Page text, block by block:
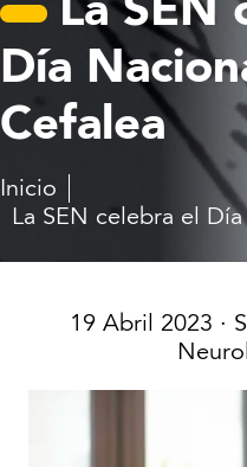
Día
Cefalea
Inicio
La SEN celebra el
19 Abril 2023 ·